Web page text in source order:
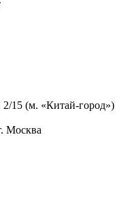
2/15 (м. «Китай-город»)
Москва